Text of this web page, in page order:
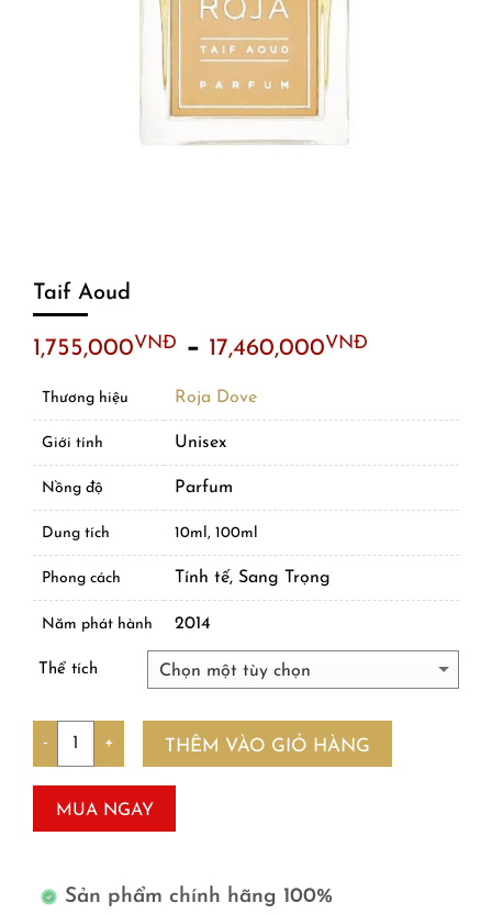
Taif Aoud
1,755,000VNĐ – 17,460,000VNĐ
Thương hiệu Roja Dove
Giới tính Unisex
Nồng độ Parfum
Dung tích 10ml, 100ml
Phong cách Tính tế, Sang Trọng
Năm phát hành 2014
Thể tích
Số lượng
THÊM VÀO GIỎ HÀNG
MUA NGAY
Sản phẩm chính hãng 100%